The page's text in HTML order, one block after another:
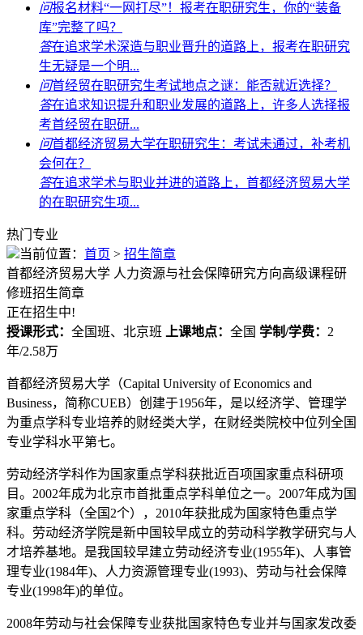
问报名材料“一网打尽”！报考在职研究生，你的“装备
库”完整了吗？
答在追求学术深造与职业晋升的道路上，报考在职研究
生无疑是一个明...
问首经贸在职研究生考试地点之谜：能否就近选择？
答在追求知识提升和职业发展的道路上，许多人选择报
考首经贸在职研...
问首都经济贸易大学在职研究生：考试未通过，补考机
会何在？
答在追求学术与职业并进的道路上，首都经济贸易大学
的在职研究生项...
热门专业
当前位置： 首页 > 招生简章
首都经济贸易大学 人力资源与社会保障研究方向高级课程研
修班招生简章
正在招生中!
授课形式： 全国班、北京班 上课地点： 全国 学制/学费： 2
年/2.58万
首都经济贸易大学（Capital University of Economics and
Business，简称CUEB）创建于1956年，是以经济学、管理学
为重点学科专业培养的财经类大学，在财经类院校中位列全国
专业学科水平第七。
劳动经济学科作为国家重点学科获批近百项国家重点科研项
目。2002年成为北京市首批重点学科单位之一。2007年成为国
家重点学科（全国2个），2010年获批成为国家特色重点学
科。劳动经济学院是新中国较早成立的劳动科学教学研究与人
才培养基地。是我国较早建立劳动经济专业(1955年)、人事管
理专业(1984年)、人力资源管理专业(1993)、劳动与社会保障
专业(1998年)的单位。
2008年劳动与社会保障专业获批国家特色专业并与国家发改委